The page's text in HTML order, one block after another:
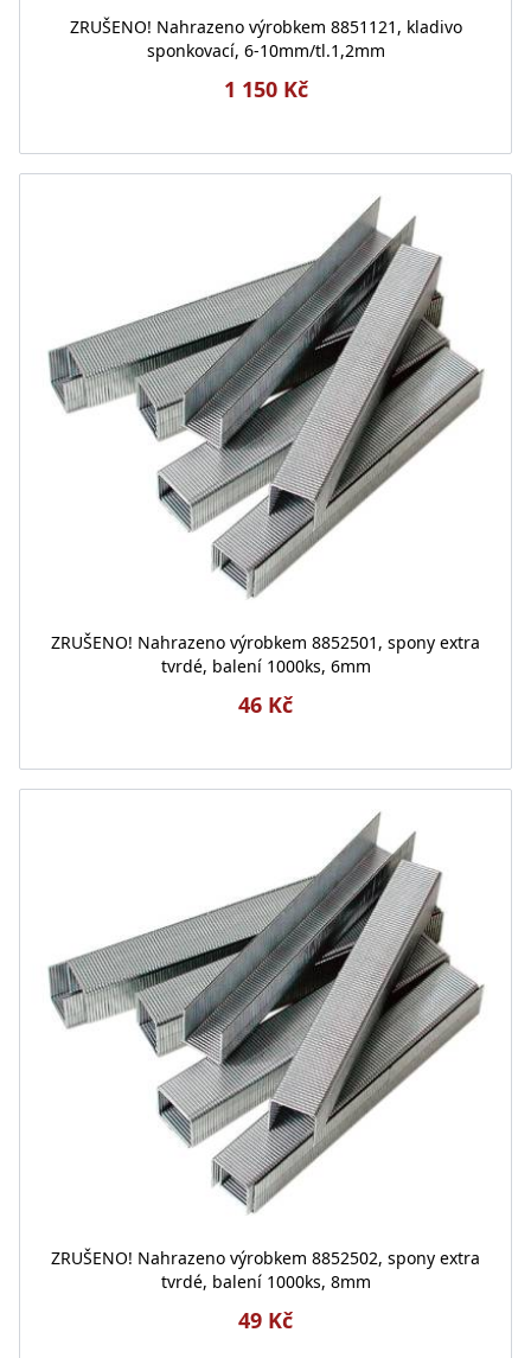
ZRUŠENO! Nahrazeno výrobkem 8851121, kladivo
sponkovací, 6-10mm/tl.1,2mm
1 150 Kč
ZRUŠENO! Nahrazeno výrobkem 8852501, spony extra
tvrdé, balení 1000ks, 6mm
46 Kč
ZRUŠENO! Nahrazeno výrobkem 8852502, spony extra
tvrdé, balení 1000ks, 8mm
49 Kč